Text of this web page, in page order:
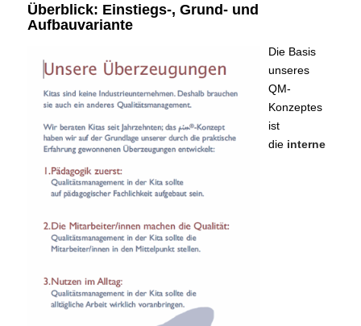
Überblick: Einstiegs-, Grund- und
Aufbauvariante
Die Basis
unseres
QM-
Konzeptes
ist
die interne